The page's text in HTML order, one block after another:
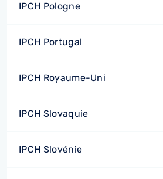
IPCH Pologne
IPCH Portugal
IPCH Royaume-Uni
IPCH Slovaquie
IPCH Slovénie